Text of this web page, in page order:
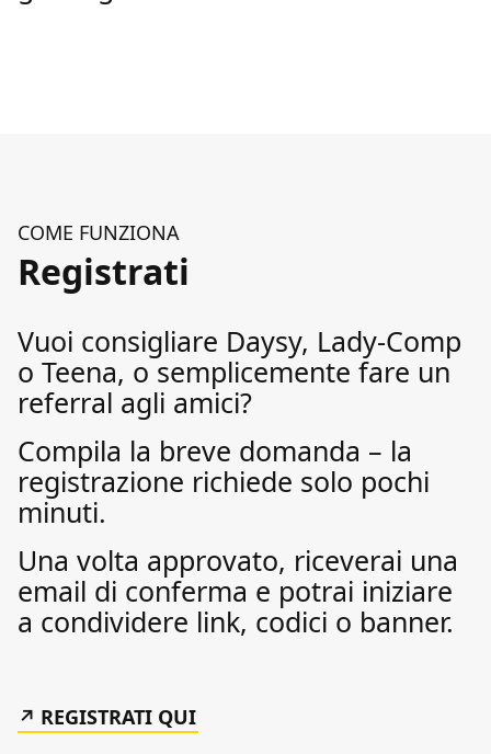
COME FUNZIONA
Registrati
Vuoi consigliare Daysy, Lady-Comp
o Teena, o semplicemente fare un
referral agli amici?
Compila la breve domanda – la
registrazione richiede solo pochi
minuti.
Una volta approvato, riceverai una
email di conferma e potrai iniziare
a condividere link, codici o banner.
REGISTRATI QUI